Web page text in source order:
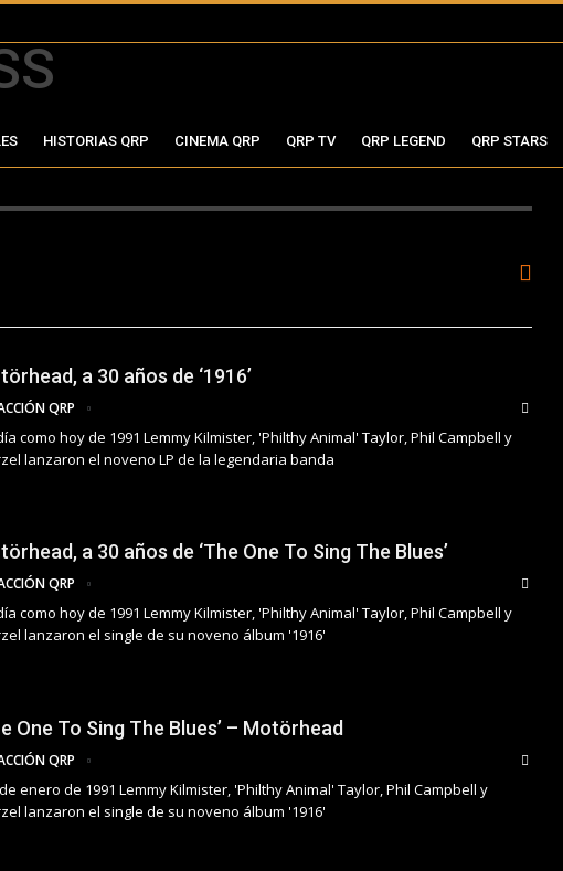
HISTORIAS QRP CINEMA QRP QRP TV QRP LEGEND QRP STARS
a 30 años de ‘1916’
QRP
como hoy de 1991 Lemmy Kilmister, 'Philthy Animal' Taylor, Phil Campbell y
lanzaron el noveno LP de la legendaria banda
a 30 años de ‘The One To Sing The Blues’
QRP
como hoy de 1991 Lemmy Kilmister, 'Philthy Animal' Taylor, Phil Campbell y
lanzaron el single de su noveno álbum '1916'
One To Sing The Blues’ – Motörhead
QRP
enero de 1991 Lemmy Kilmister, 'Philthy Animal' Taylor, Phil Campbell y
lanzaron el single de su noveno álbum '1916'